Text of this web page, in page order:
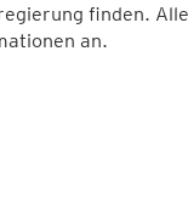
finden.
an.